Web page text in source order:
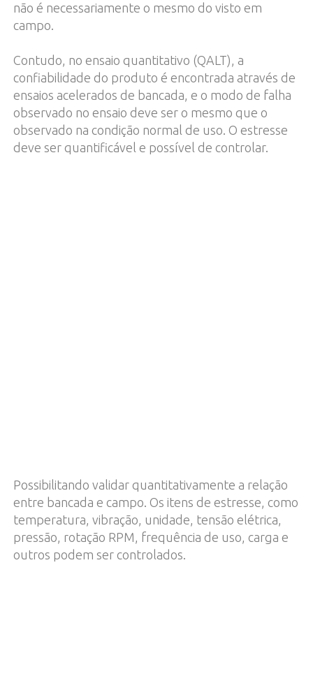
não é necessariamente o mesmo do visto em
campo.
Contudo, no ensaio quantitativo (QALT), a
confiabilidade do produto é encontrada através de
ensaios acelerados de bancada, e o modo de falha
observado no ensaio deve ser o mesmo que o
observado na condição normal de uso. O estresse
deve ser quantificável e possível de controlar.
Possibilitando validar quantitativamente a relação
entre bancada e campo. Os itens de estresse, como
temperatura, vibração, unidade, tensão elétrica,
pressão, rotação RPM, frequência de uso, carga e
outros podem ser controlados.